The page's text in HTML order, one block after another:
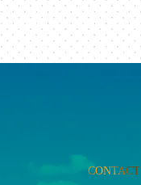
CONTACT